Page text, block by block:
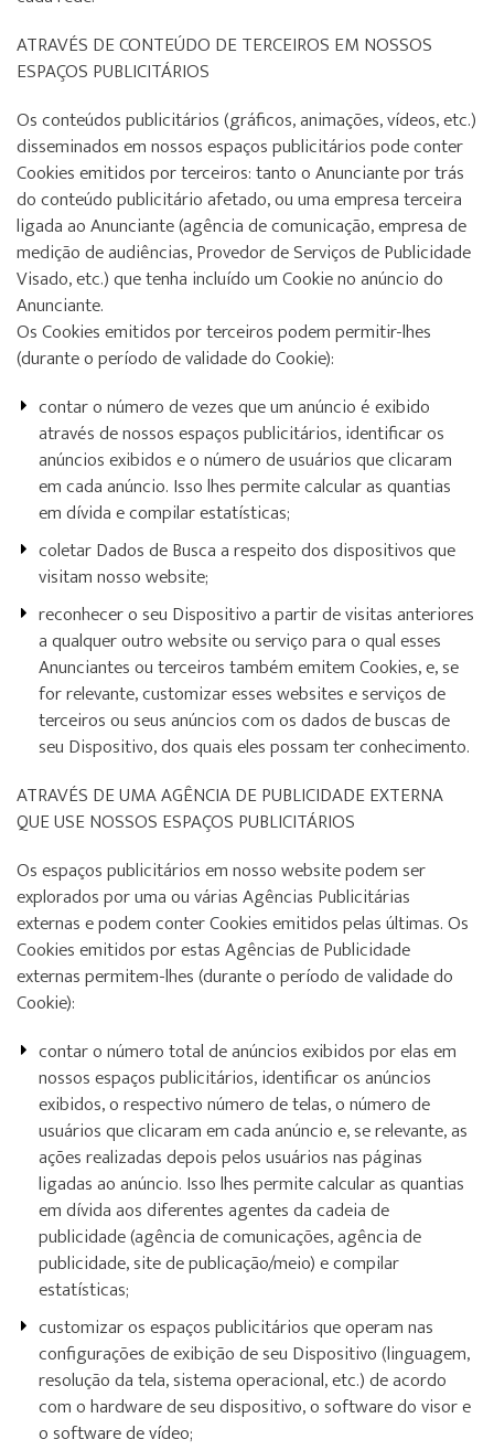
ATRAVÉS DE CONTEÚDO DE TERCEIROS EM NOSSOS
ESPAÇOS PUBLICITÁRIOS
Os conteúdos publicitários (gráficos, animações, vídeos, etc.)
disseminados em nossos espaços publicitários pode conter
Cookies emitidos por terceiros: tanto o Anunciante por trás
do conteúdo publicitário afetado, ou uma empresa terceira
ligada ao Anunciante (agência de comunicação, empresa de
medição de audiências, Provedor de Serviços de Publicidade
Visado, etc.) que tenha incluído um Cookie no anúncio do
Anunciante.
Os Cookies emitidos por terceiros podem permitir-lhes
(durante o período de validade do Cookie):
contar o número de vezes que um anúncio é exibido
através de nossos espaços publicitários, identificar os
anúncios exibidos e o número de usuários que clicaram
em cada anúncio. Isso lhes permite calcular as quantias
em dívida e compilar estatísticas;
coletar Dados de Busca a respeito dos dispositivos que
visitam nosso website;
reconhecer o seu Dispositivo a partir de visitas anteriores
a qualquer outro website ou serviço para o qual esses
Anunciantes ou terceiros também emitem Cookies, e, se
for relevante, customizar esses websites e serviços de
terceiros ou seus anúncios com os dados de buscas de
seu Dispositivo, dos quais eles possam ter conhecimento.
ATRAVÉS DE UMA AGÊNCIA DE PUBLICIDADE EXTERNA
QUE USE NOSSOS ESPAÇOS PUBLICITÁRIOS
Os espaços publicitários em nosso website podem ser
explorados por uma ou várias Agências Publicitárias
externas e podem conter Cookies emitidos pelas últimas. Os
Cookies emitidos por estas Agências de Publicidade
externas permitem-lhes (durante o período de validade do
Cookie):
contar o número total de anúncios exibidos por elas em
nossos espaços publicitários, identificar os anúncios
exibidos, o respectivo número de telas, o número de
usuários que clicaram em cada anúncio e, se relevante, as
ações realizadas depois pelos usuários nas páginas
ligadas ao anúncio. Isso lhes permite calcular as quantias
em dívida aos diferentes agentes da cadeia de
publicidade (agência de comunicações, agência de
publicidade, site de publicação/meio) e compilar
estatísticas;
customizar os espaços publicitários que operam nas
configurações de exibição de seu Dispositivo (linguagem,
resolução da tela, sistema operacional, etc.) de acordo
com o hardware de seu dispositivo, o software do visor e
o software de vídeo;